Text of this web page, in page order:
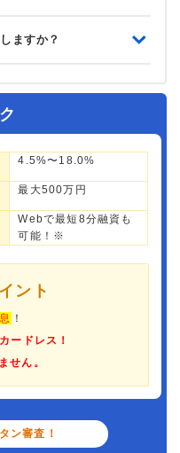
ますか？
4.5%〜18.0%
最大500万円
Webで最短8分融資も
可能！※
ント
！
ードレス！
せん。
ン審査！